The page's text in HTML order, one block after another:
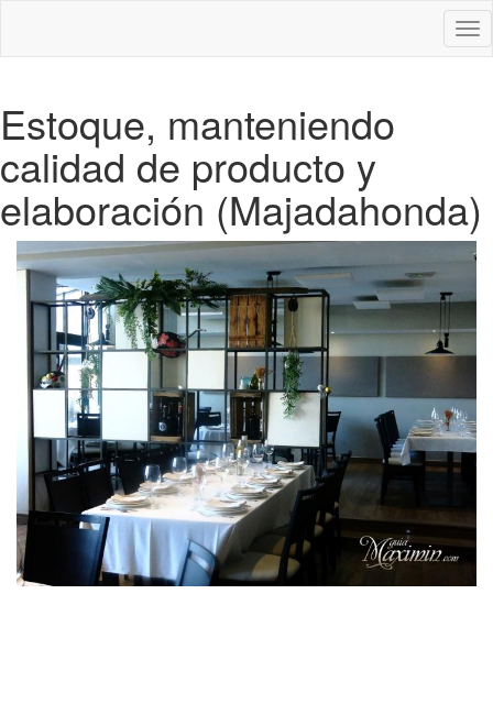
Estoque, manteniendo
calidad de producto y
elaboración (Majadahonda)